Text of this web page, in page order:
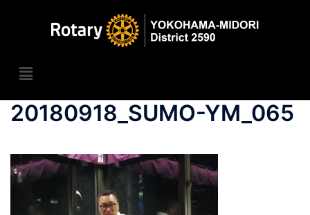
20180918_SUMO-YM_065